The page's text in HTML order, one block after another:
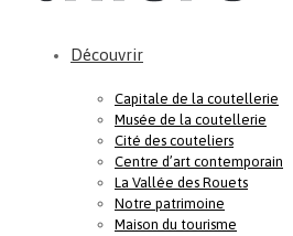
Découvrir
Capitale de la coutellerie
Musée de la coutellerie
Cité des couteliers
Centre d’art contemporain
La Vallée des Rouets
Notre patrimoine
Maison du tourisme